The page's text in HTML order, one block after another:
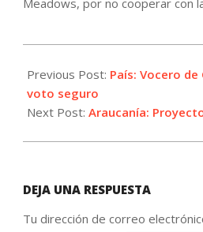
Meadows, por no cooperar con
12-
14
Previous Post: País: Vocero
voto seguro
Next Post: Araucanía:
DEJA UNA RESPUESTA
Tu dirección de correo